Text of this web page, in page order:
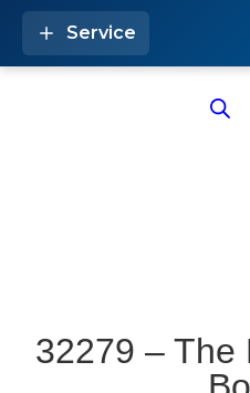
Service
32279 – The